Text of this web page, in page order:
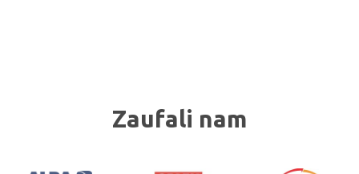
Zaufali nam